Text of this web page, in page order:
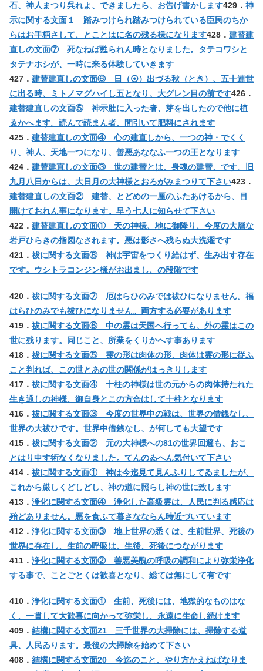
石、神人まつり呉れよ、できましたら、お告げ書かします429． 神
示に関する文面１ 踏みつけられ踏みつけられている臣民のちか
らはお手柄さして、とことはに名の残る様になります428． 建替建
直しの文面⑦ 死なねば甦られん時となりました。タテコワシと
タテナホシが、一時に来る体験していきます
427． 建替建直しの文面⑥ 日（⦿）出づる秋（とき）、五十連世
に出る時、ミトノマグハイし五となり、大グレン目の前です426．
建替建直しの文面⑤ 神示肚に入った者、芽を出したので他に植
ゑかへます。読んで読まん者、間引いて肥料にされます
425． 建替建直しの文面④ 心の建直しから、一つの神・でくく
り、神人、天地一つになり、善悪あななふ一つの王となります
424． 建替建直しの文面③ 世の建替とは、身魂の建替、です。旧
九月八日からは、大日月の大神様とおろがみまつりて下さい423．
建替建直しの文面② 建替、とどめの一厘のふたあけるから、目
開けておれん事になります。早う七人に知らせて下さい
422． 建替建直しの文面① 天の神様、地に御降り、今度の大層な
岩戸ひらきの指図なされます。悪は影さへ残らぬ大洗濯です
421． 祓に関する文面⑧ 神は宇宙をつくり給はず、生み出す存在
です。ウシトラコンジン様がお出まし、の段階です
420． 祓に関する文面⑦ 厄はらひのみでは祓ひになりません。福
はらひのみでも祓ひになりません。両方する必要があります
419． 祓に関する文面⑥ 中の霊は天国へ行っても、外の霊はこの
世に残ります。同じこと、所業をくりかへす事あります
418． 祓に関する文面⑤ 霊の形は肉体の形、肉体は霊の形に従ふ
こと判れば、この世とあの世の関係がはっきりします
417． 祓に関する文面④ 十柱の神様は世の元からの肉体持たれた
生き通しの神様、御自身とこの方合はして十柱となります
416． 祓に関する文面③ 今度の世界中の戦は、世界の借銭なし、
世界の大祓ひです。世界中借銭なし、が何しても大望です
415． 祓に関する文面② 元の大神様への81の世界回避も、おこ
とはり申す術なくなりました。てんのゐへん気付いて下さい
414． 祓に関する文面① 神は今迄見て見んふりしてゐましたが、
これから厳しくどしどし、神の道に照らし神の世に致します
413． 浄化に関する文面④ 浄化した高級霊は、人民に判る感応は
殆どありません。悪を食ふて暮さなならん時近づいています
412． 浄化に関する文面③ 地上世界の悉くは、生前世界、死後の
世界に存在し、生前の呼吸は、生後、死後につながります
411． 浄化に関する文面② 善悪美醜の呼吸の調和により弥栄浄化
する事で、ことごとくは歓喜となり、総ては無にして有です
410． 浄化に関する文面① 生前、死後には、地獄的なものはな
く、一貫して大歓喜に向かって弥栄し、永遠に生命し続けます
409． 結構に関する文面21 三千世界の大掃除には、掃除する道
具、人民ゐります。最後の大掃除を始めて下さい
408． 結構に関する文面20 今迄のこと、やり方かえねばなりま